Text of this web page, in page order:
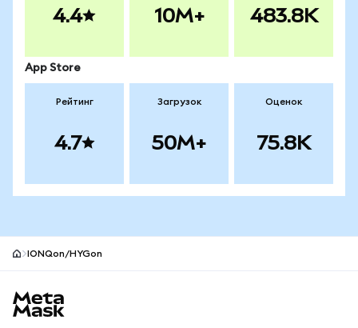
4.4 10M+ 483.8K
App Store
Рейтинг
4.7
Загрузок
50M+
Оценок
75.8K
IONQon/HYGon